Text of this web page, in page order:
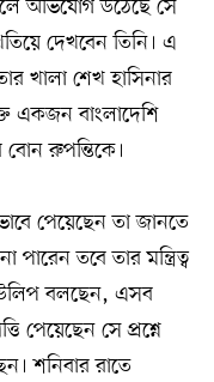
অভিযোগ উঠেছে সে
দেখবেন তিনি। এ
খালা শেখ হাসিনার
একজন বাংলাদেশি
বোন রুপন্তিকে।
পেয়েছেন তা জানতে
পারেন তবে তার মন্ত্রিত্ব
বলছেন, এসব
পেয়েছেন সে প্রশ্নে
শনিবার রাতে